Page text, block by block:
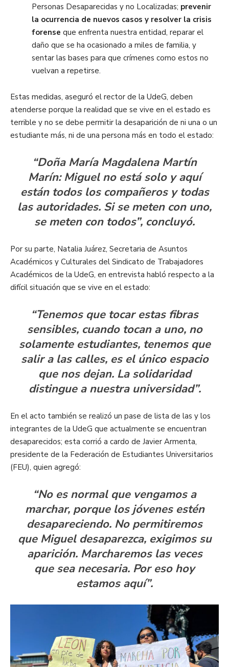
Personas Desaparecidas y no Localizadas; prevenir
la ocurrencia de nuevos casos y resolver la crisis
forense que enfrenta nuestra entidad, reparar el
daño que se ha ocasionado a miles de familia, y
sentar las bases para que crímenes como estos no
vuelvan a repetirse.
Estas medidas, aseguró el rector de la UdeG, deben
atenderse porque la realidad que se vive en el estado es
terrible y no se debe permitir la desaparición de ni una o un
estudiante más, ni de una persona más en todo el estado:
“Doña María Magdalena Martín
Marín: Miguel no está solo y aquí
están todos los compañeros y todas
las autoridades. Si se meten con uno,
se meten con todos”, concluyó.
Por su parte, Natalia Juárez, Secretaria de Asuntos
Académicos y Culturales del Sindicato de Trabajadores
Académicos de la UdeG, en entrevista habló respecto a la
difícil situación que se vive en el estado:
“Tenemos que tocar estas fibras
sensibles, cuando tocan a uno, no
solamente estudiantes, tenemos que
salir a las calles, es el único espacio
que nos dejan. La solidaridad
distingue a nuestra universidad”.
En el acto también se realizó un pase de lista de las y los
integrantes de la UdeG que actualmente se encuentran
desaparecidos; esta corrió a cardo de Javier Armenta,
presidente de la Federación de Estudiantes Universitarios
(FEU), quien agregó:
“No es normal que vengamos a
marchar, porque los jóvenes estén
desapareciendo. No permitiremos
que Miguel desaparezca, exigimos su
aparición. Marcharemos las veces
que sea necesaria. Por eso hoy
estamos aquí”.